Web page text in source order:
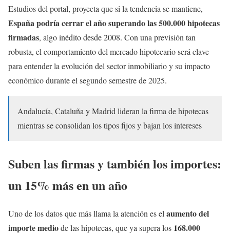
Estudios del portal, proyecta que si la tendencia se mantiene,
España podría cerrar el año superando las 500.000 hipotecas
firmadas, algo inédito desde 2008. Con una previsión tan
robusta, el comportamiento del mercado hipotecario será clave
para entender la evolución del sector inmobiliario y su impacto
económico durante el segundo semestre de 2025.
Andalucía, Cataluña y Madrid lideran la firma de hipotecas
mientras se consolidan los tipos fijos y bajan los intereses
Suben las firmas y también los importes:
un 15% más en un año
Uno de los datos que más llama la atención es el aumento del
importe mediode las hipotecas, que ya supera los 168.000